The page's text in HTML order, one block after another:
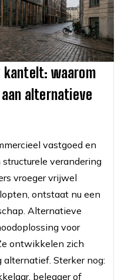
kantelt: waarom
alternatieve
vastgoed en
verandering
vroeger vrijwel
ontstaat nu een
Alternatieve
voor
ontwikkelen zich
Sterker nog:
belegger of